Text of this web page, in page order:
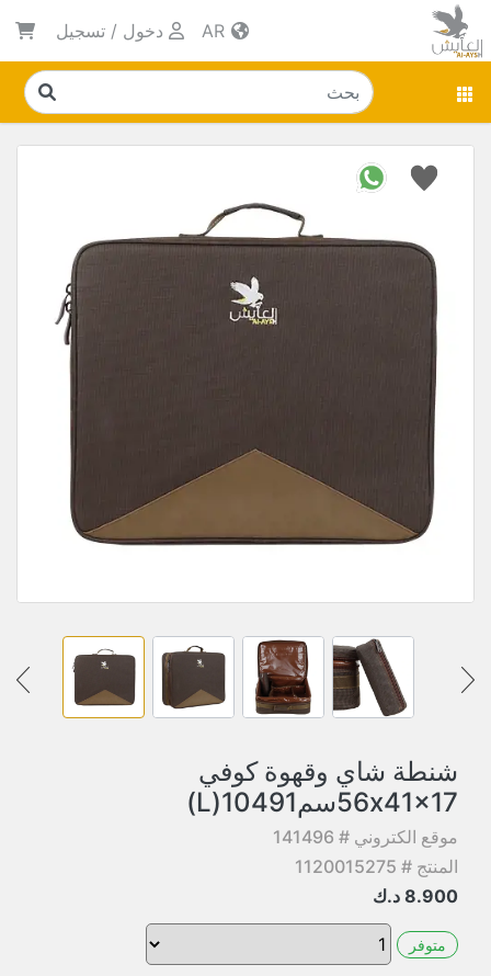
دخول / تسجيل
شنطة شاي وقهوة كوفي
56x41x17سم10491(L)
موقع الكتروني # 141496
المنتج # 1120015275
8.900 د.ك
متوفر